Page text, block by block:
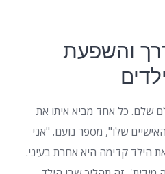
והשפעת
שלם. כל אחד מביא איתו את
שלו", מספר נועם. "אני
הילד קדימה היא אחרת בעיני.